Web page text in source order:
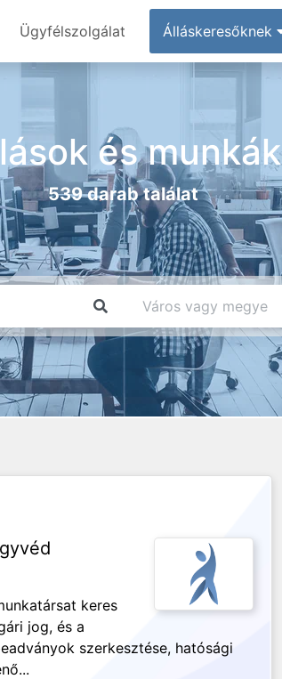
Ügyfélszolgálat Álláskeresőknek
és munkák
539 darab találat
keres
jog, és a
szerkesztése, hatósági